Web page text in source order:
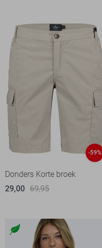
-59%
Donders Korte broek
29,00 69,95